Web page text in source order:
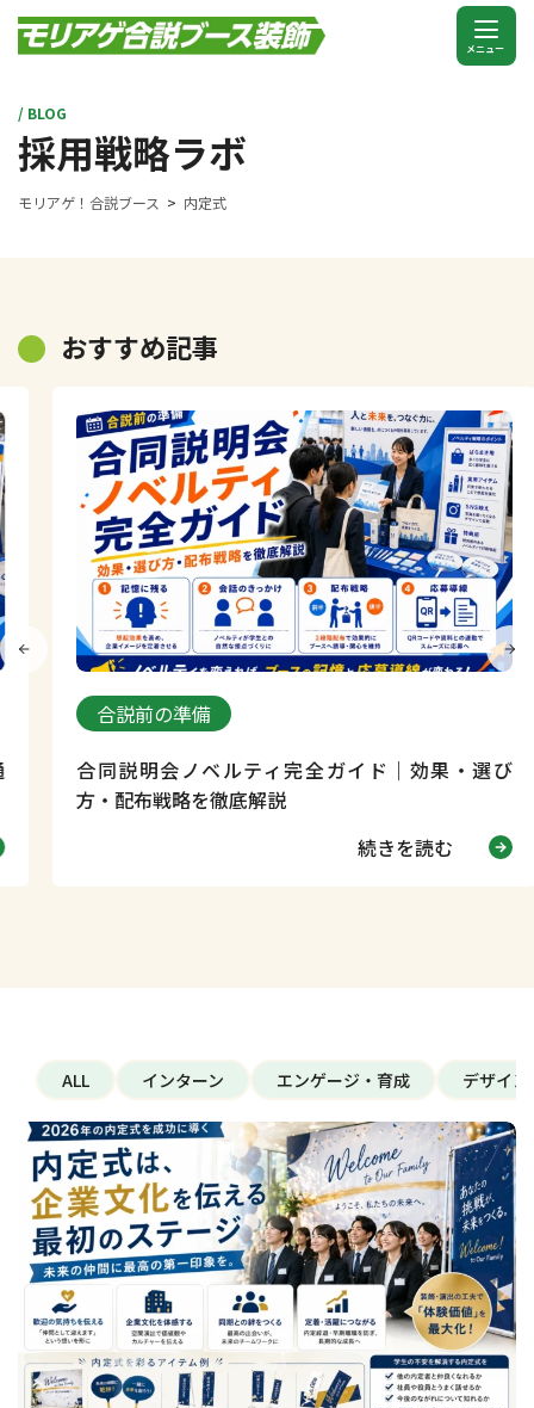
/ BLOG
採用戦略ラボ
モリアゲ！合説ブース 内定式
おすすめ記事
合説前の準備
合同説明会ノベルティ完全ガイド｜効果・選び
方・配布戦略を徹底解説
続きを読む
ALL インターン エンゲージ・育成 デザイ